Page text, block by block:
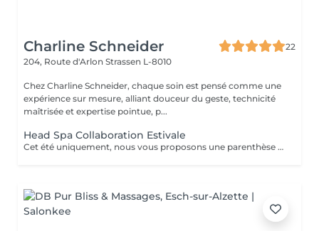
Charline Schneider
22
204, Route d'Arlon Strassen L-8010
Chez Charline Schneider, chaque soin est pensé comme une
expérience sur mesure, alliant douceur du geste, technicité
maîtrisée et expertise pointue, p...
Head Spa Collaboration Estivale
Cet été uniquement, nous vous proposons une parenthèse de bien-être en édition limitée. Pendant cette expérience, profitez d'un rituel profondément relaxant alliant massage du cuir chevelu, soins adaptés et lâcher-prise, dans une atmosphère douce et apaisante. Une collaboration éphémère. Quelques dates seulement. Nombre de places très limité. Réservez dès maintenant votre moment de détente avant la fin de cette collaboration estivale. Un sèche-cheveux est mis à disposition. Le séchage n'est pas inclus afin de préserver la dimension relaxante du soin.